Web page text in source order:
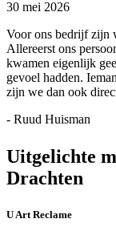
30 mei 2026
Voor ons bedrijf zijn
Allereerst ons
kwamen eigenlijk
gevoel hadden.
zijn we dan ook
- Ruud Huisman
Uitgelichte
Drachten
U Art Reclame